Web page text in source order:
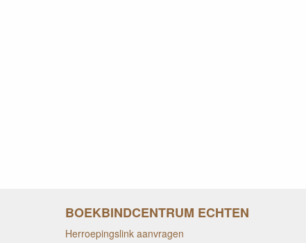
BOEKBINDCENTRUM ECHTEN
Herroepingslink aanvragen